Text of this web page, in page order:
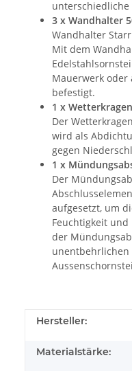
unterschiedliche
3 x Wandhalter
Wandhalter
Mit dem
Mauerwerk oder
befestigt.
1 x
Der
wird als
gegen
1 x
Der
aufgesetzt, um
Feuchtigkeit und
der
Hersteller:
Materialstärke: